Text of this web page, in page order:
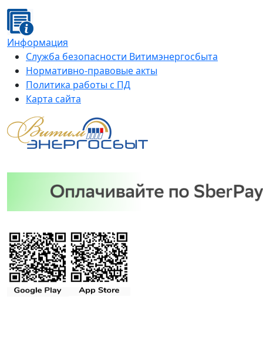
Информация
Служба безопасности Витимэнергосбыта
Нормативно-правовые акты
Политика работы с ПД
Карта сайта